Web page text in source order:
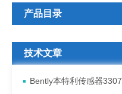
产品目录
技术文章